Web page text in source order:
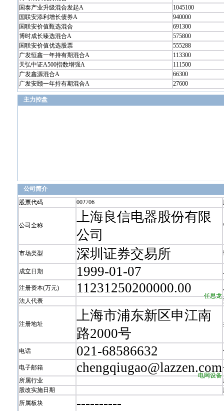
国泰产业升级混合发起A
1045100
国联安添利增长债券A
940000
国联安价值甄选混合
691300
博时成长臻选混合A
575800
国联安价值优选股票
555288
广发恒鑫一年持有期混合A
113300
天弘中证A500指数增强A
111500
广发鑫源混合A
66300
广发安颐一年持有期混合A
27600
主力控盘
公司简介
股票代码
002706
公司全称
上海良信电器股份有限
公司
市场类型 深圳证券交易所
成立日期 1999-01-07
注册资本(万元) 11231250200000.00
法人代表
任思龙
注册地址
上海市浦东新区申江南
路2000号
电话 021-68586632
电子邮箱 chengqiugao@lazzen.com
所属行业
电网设备
股改实施日期
所属板块
----------